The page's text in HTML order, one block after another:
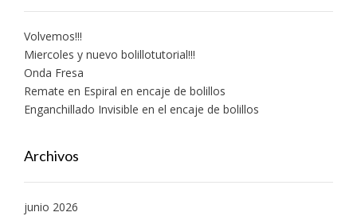
Volvemos!!!
Miercoles y nuevo bolillotutorial!!!
Onda Fresa
Remate en Espiral en encaje de bolillos
Enganchillado Invisible en el encaje de bolillos
Archivos
junio 2026